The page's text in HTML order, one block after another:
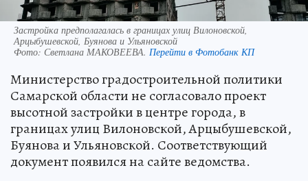
Застройка предполагалась в границах улиц Вилоновской,
Арцыбушевской, Буянова и Ульяновской
Фото: Светлана МАКОВЕЕВА. Перейти в Фотобанк КП
Министерство градостроительной политики
Самарской области не согласовало проект
высотной застройки в центре города, в
границах улиц Вилоновской, Арцыбушевской,
Буянова и Ульяновской. Соответствующий
документ появился на сайте ведомства.